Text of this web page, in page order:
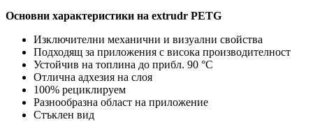
Основни характеристики на extrudr PETG
Изключителни механични и визуални свойства
Подходящ за приложения с висока производителност
Устойчив на топлина до прибл. 90 °C
Отлична адхезия на слоя
100% рециклируем
Разнообразна област на приложение
Стъклен вид